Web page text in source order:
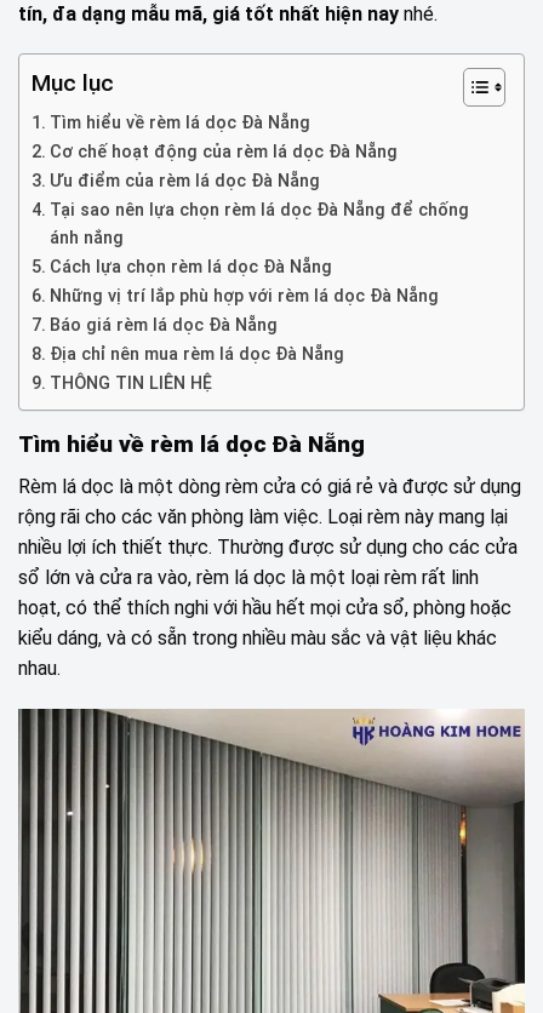
tín, đa dạng mẫu mã, giá tốt nhất hiện nay nhé.
Mục lục
Tìm hiểu về rèm lá dọc Đà Nẵng
Cơ chế hoạt động của rèm lá dọc Đà Nẵng
Ưu điểm của rèm lá dọc Đà Nẵng
Tại sao nên lựa chọn rèm lá dọc Đà Nẵng để chống
ánh nắng
Cách lựa chọn rèm lá dọc Đà Nẵng
Những vị trí lắp phù hợp với rèm lá dọc Đà Nẵng
Báo giá rèm lá dọc Đà Nẵng
Địa chỉ nên mua rèm lá dọc Đà Nẵng
THÔNG TIN LIÊN HỆ
Tìm hiểu về rèm lá dọc Đà Nẵng
Rèm lá dọc là một dòng rèm cửa có giá rẻ và được sử dụng
rộng rãi cho các văn phòng làm việc. Loại rèm này mang lại
nhiều lợi ích thiết thực. Thường được sử dụng cho các cửa
sổ lớn và cửa ra vào, rèm lá dọc là một loại rèm rất linh
hoạt, có thể thích nghi với hầu hết mọi cửa sổ, phòng hoặc
kiểu dáng, và có sẵn trong nhiều màu sắc và vật liệu khác
nhau.